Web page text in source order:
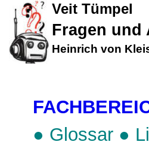
Veit Tümpel
Fragen und
Heinrich von
● Glossar ●